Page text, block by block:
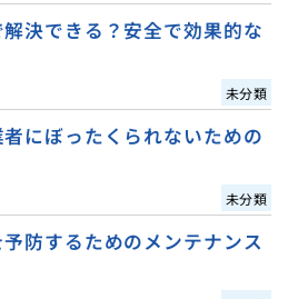
決できる？安全で効果的な
未分類
にぼったくられないための
未分類
防するためのメンテナンス